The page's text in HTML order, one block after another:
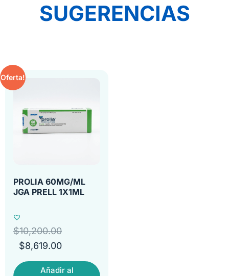
SUGERENCIAS
Oferta!
PROLIA 60MG/ML
JGA PRELL 1X1ML
$10,200.00
$8,619.00
Añadir al